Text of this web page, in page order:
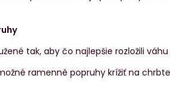
tak, aby čo najlepšie rozložili
ramenné popruhy krížiť na